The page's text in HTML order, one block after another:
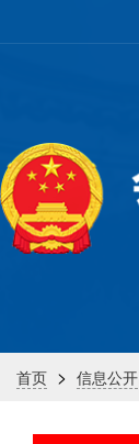
首页 > 信息公开